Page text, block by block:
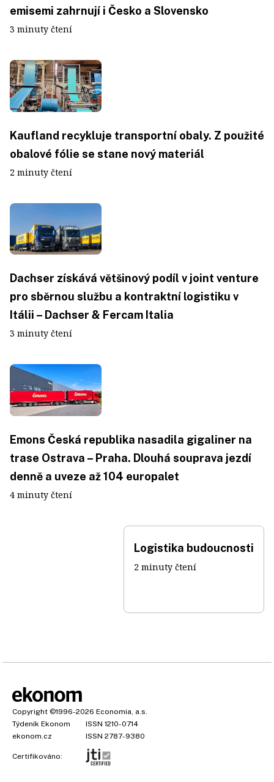
emisemi zahrnují i Česko a Slovensko
3 minuty čtení
Kaufland recykluje transportní obaly. Z použité
obalové fólie se stane nový materiál
2 minuty čtení
Dachser získává většinový podíl v joint venture
pro sběrnou službu a kontraktní logistiku v
Itálii – Dachser & Fercam Italia
3 minuty čtení
Emons Česká republika nasadila gigaliner na
trase Ostrava – Praha. Dlouhá souprava jezdí
denně a uveze až 104 europalet
4 minuty čtení
Logistika budoucnosti
2 minuty čtení
Copyright ©1996-2026 Economia, a.s.
Týdeník Ekonom
ISSN 1210-0714
ekonom.cz
ISSN 2787-9380
Certifikováno: